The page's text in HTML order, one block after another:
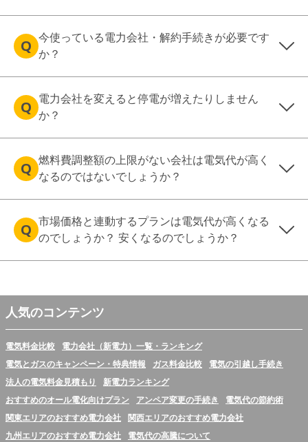
今使っている電力会社・解約手続きが必要です
か？
電力会社を変えると停電が増えたりしません
か？
燃料費調整額の上限がない会社は電気代が高く
なるのではないでしょうか？
市場価格と連動するプランは電気代が高くなる
のでしょうか？ 安くなるのでしょうか？
人気のコンテンツ
電気料金比較
電力会社（新電力）一覧・ランキング
電気とガスのキャンペーン・特典情報
ガス料金比較
電気の引越し手続き
法人の電気料金見積もり
新電力ランキング
おすすめのオール電化向けプラン
アンペア変更の手続き
電気代の節約術
関東エリアのおすすめ電力会社
関西エリアのおすすめ電力会社
九州エリアのおすすめ電力会社
電気代の高騰について